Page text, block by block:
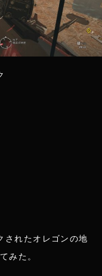
されたオレゴンの地
みた。